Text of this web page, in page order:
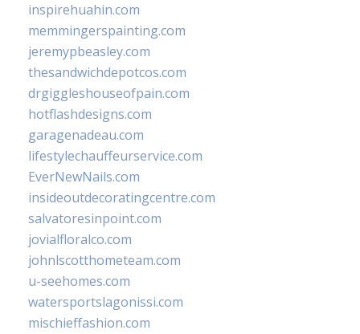
inspirehuahin.com
memmingerspainting.com
jeremypbeasley.com
thesandwichdepotcos.com
drgiggleshouseofpain.com
hotflashdesigns.com
garagenadeau.com
lifestylechauffeurservice.com
EverNewNails.com
insideoutdecoratingcentre.com
salvatoresinpoint.com
jovialfloralco.com
johnlscotthometeam.com
u-seehomes.com
watersportslagonissi.com
mischieffashion.com